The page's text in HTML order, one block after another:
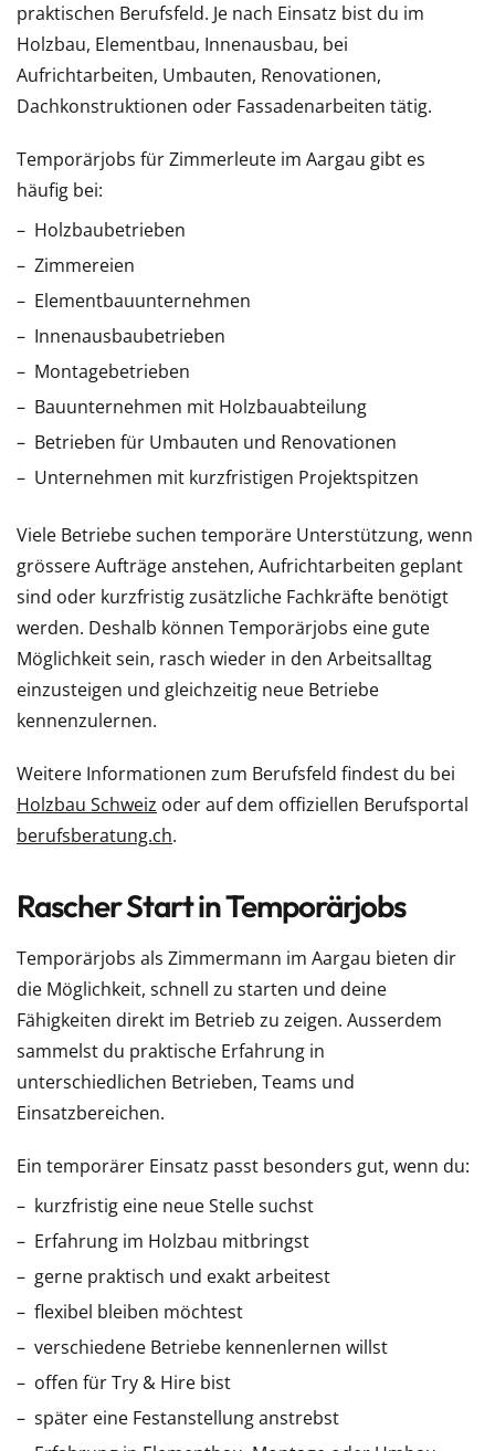
praktischen Berufsfeld. Je nach Einsatz bist du im
Holzbau, Elementbau, Innenausbau, bei
Aufrichtarbeiten, Umbauten, Renovationen,
Dachkonstruktionen oder Fassadenarbeiten tätig.
Temporärjobs für Zimmerleute im Aargau gibt es
häufig bei:
Holzbaubetrieben
Zimmereien
Elementbauunternehmen
Innenausbaubetrieben
Montagebetrieben
Bauunternehmen mit Holzbauabteilung
Betrieben für Umbauten und Renovationen
Unternehmen mit kurzfristigen Projektspitzen
Viele Betriebe suchen temporäre Unterstützung, wenn
grössere Aufträge anstehen, Aufrichtarbeiten geplant
sind oder kurzfristig zusätzliche Fachkräfte benötigt
werden. Deshalb können Temporärjobs eine gute
Möglichkeit sein, rasch wieder in den Arbeitsalltag
einzusteigen und gleichzeitig neue Betriebe
kennenzulernen.
Weitere Informationen zum Berufsfeld findest du bei
Holzbau Schweiz oder auf dem offiziellen Berufsportal
berufsberatung.ch.
Rascher Start in Temporärjobs
Temporärjobs als Zimmermann im Aargau bieten dir
die Möglichkeit, schnell zu starten und deine
Fähigkeiten direkt im Betrieb zu zeigen. Ausserdem
sammelst du praktische Erfahrung in
unterschiedlichen Betrieben, Teams und
Einsatzbereichen.
Ein temporärer Einsatz passt besonders gut, wenn du:
kurzfristig eine neue Stelle suchst
Erfahrung im Holzbau mitbringst
gerne praktisch und exakt arbeitest
flexibel bleiben möchtest
verschiedene Betriebe kennenlernen willst
offen für Try & Hire bist
später eine Festanstellung anstrebst